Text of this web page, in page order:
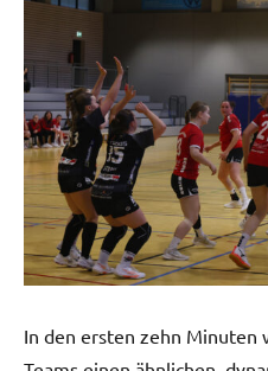
In den ersten zehn Minuten